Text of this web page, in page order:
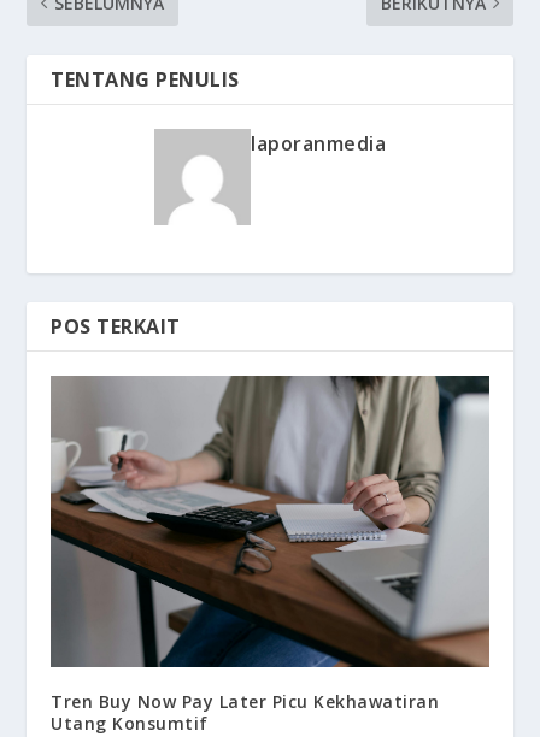
TENTANG PENULIS
laporanmedia
POS TERKAIT
Tren Buy Now Pay Later Picu Kekhawatiran
Utang Konsumtif